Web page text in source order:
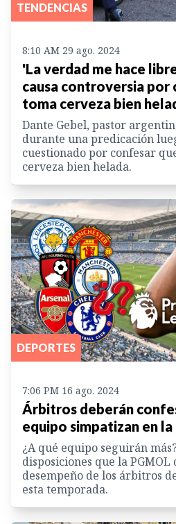
TENDENCIAS
8:10 AM 29 ago. 2024
'La verdad me hace
causa controversia por
toma cerveza bien
Dante Gebel, pastor
durante una predicación
cuestionado por confesar
cerveza bien helada.
DEPORTES
7:06 PM 16 ago. 2024
Árbitros deberán
equipo simpatizan en
¿A qué equipo seguirán
disposiciones que la
desempeño de los árbitros
esta temporada.